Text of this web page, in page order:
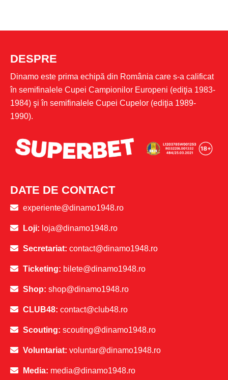
DESPRE
Dinamo este prima echipă din România care s-a calificat
în semifinalele Cupei Campionilor Europeni (ediţia 1983-
1984) şi în semifinalele Cupei Cupelor (ediţia 1989-
1990).
DATE DE CONTACT
experiente@dinamo1948.ro
Loji: loja@dinamo1948.ro
Secretariat: contact@dinamo1948.ro
Ticketing: bilete@dinamo1948.ro
Shop: shop@dinamo1948.ro
CLUB48: contact@club48.ro
Scouting: scouting@dinamo1948.ro
Voluntariat: voluntar@dinamo1948.ro
Media: media@dinamo1948.ro